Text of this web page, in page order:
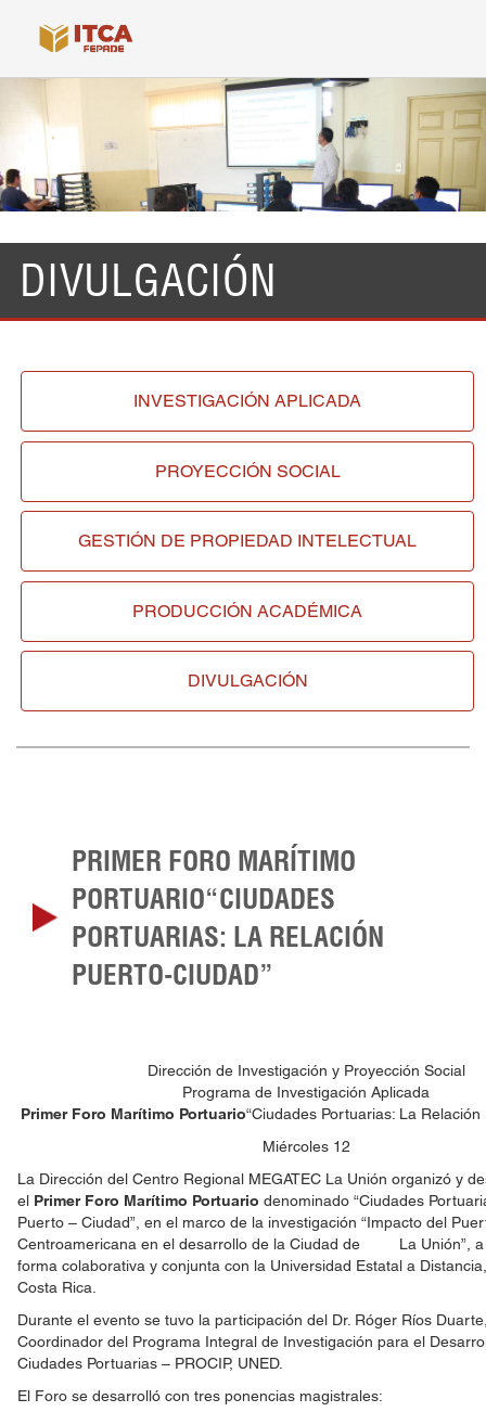
DIVULGACIÓN
INVESTIGACIÓNAPLICADA
PROYECCIÓN SOCIAL
GESTIÓN DE PROPIEDAD INTELECTUAL
PRODUCCIÓN ACADÉMICA
DIVULGACIÓN
PRIMER FORO MARÍTIMO
PORTUARIO“CIUDADES
PORTUARIAS: LA RELACIÓN
PUERTO-CIUDAD”
Dirección de Investigación y Proyección Social
Programa de Investigación Aplicada
Primer Foro Marítimo Portuario“Ciudades Portuarias: La Relación
Miércoles 12
La Dirección del Centro Regional MEGATEC La Unión organizó y
el Primer Foro Marítimo Portuario denominado “Ciudades
Puerto – Ciudad”, en el marco de la investigación “Impacto del
Centroamericana en el desarrollo de la Ciudad de La Unión”, a
forma colaborativa y conjunta con la Universidad Estatal a
Costa Rica.
Durante el evento se tuvo la participación del Dr. Róger Ríos
Coordinador del Programa Integral de Investigación para el
Ciudades Portuarias – PROCIP, UNED.
El Foro se desarrolló con tres ponencias magistrales: